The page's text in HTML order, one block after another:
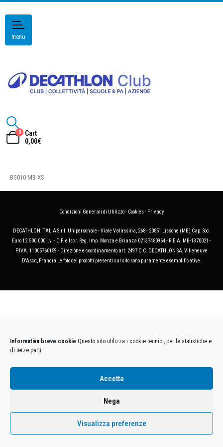
Informativa breve cookie Questo sito utilizza i cookie tecnici, per le statistiche e
di terze parti.
Accetta
Nega
Visualizza preferenze
menu
0
Cart
0,00€
BS010-MB-XS
Condizioni Generali di Utilizzo- Cookies- Privacy
DECATHLON ITALIA S.r.l. Unipersonale - Viale Valassina, 268 - 20851 Lissone (MB) Cap. Soc.
Euro 12.500.000 i.v. - C.F. e Iscr. Reg. Imp. Monza e Brianza 02137480964 - R.E.A. MB-1370021 -
P.IVA. 11005760159 - Direzione e coordinamento art. 2497 C.C. DECATHLON SA, Villeneuve
D'Ascq, Francia Le foto dei prodotti presenti sul sito sono puramente esemplificative.